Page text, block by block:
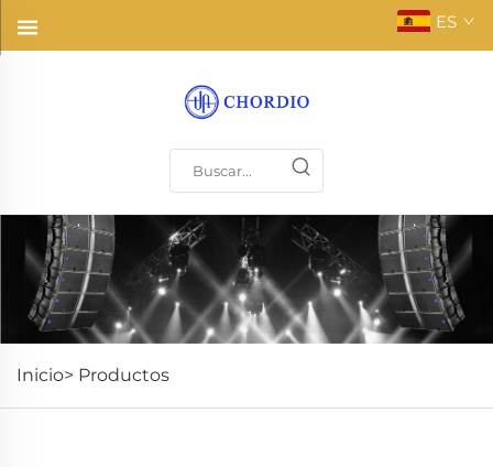
ES
Inicio> Productos